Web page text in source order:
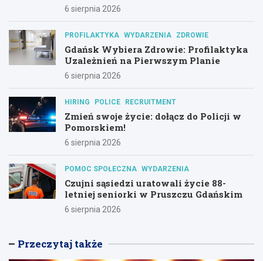
6 sierpnia 2026
PROFILAKTYKA WYDARZENIA ZDROWIE
Gdańsk Wybiera Zdrowie: Profilaktyka
Uzależnień na Pierwszym Planie
6 sierpnia 2026
HIRING POLICE RECRUITMENT
Zmień swoje życie: dołącz do Policji w
Pomorskiem!
6 sierpnia 2026
POMOC SPOŁECZNA WYDARZENIA
Czujni sąsiedzi uratowali życie 88-
letniej seniorki w Pruszczu Gdańskim
6 sierpnia 2026
Przeczytaj także